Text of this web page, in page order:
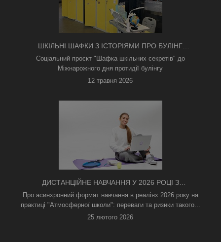
ШКІЛЬНІ ШАФКИ З ІСТОРІЯМИ ПРО БУЛІНГ
З'ЯВИЛИСЯ В КИЄВІ
Соціальний проєкт "Шафка шкільних секретів" до
Міжнарожного дня протидії булінгу
12 травня 2026
ДИСТАНЦІЙНЕ НАВЧАННЯ У 2026 РОЦІ З
ТРИВОГАМИ ТА БЕЗ СВІТЛА: ЯК АСИНХРОННИЙ
ФОРМАТ РЯТУЄ ОСВІТНІЙ ПРОЦЕС
Про асинхронний формат навчання в реаліях 2026 року на
практиці "Атмосферної школи": переваги та ризики такого...
25 лютого 2026